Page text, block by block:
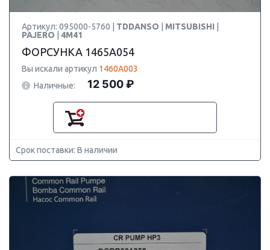
Артикул: 095000-5760 | TDDANSO MITSUBISHI
PAJERO
4M41
ФОРСУНКА 1465A054
Вы искали артикул 1460A003
Наличные:
12 500 ₽
Срок поставки: В наличии